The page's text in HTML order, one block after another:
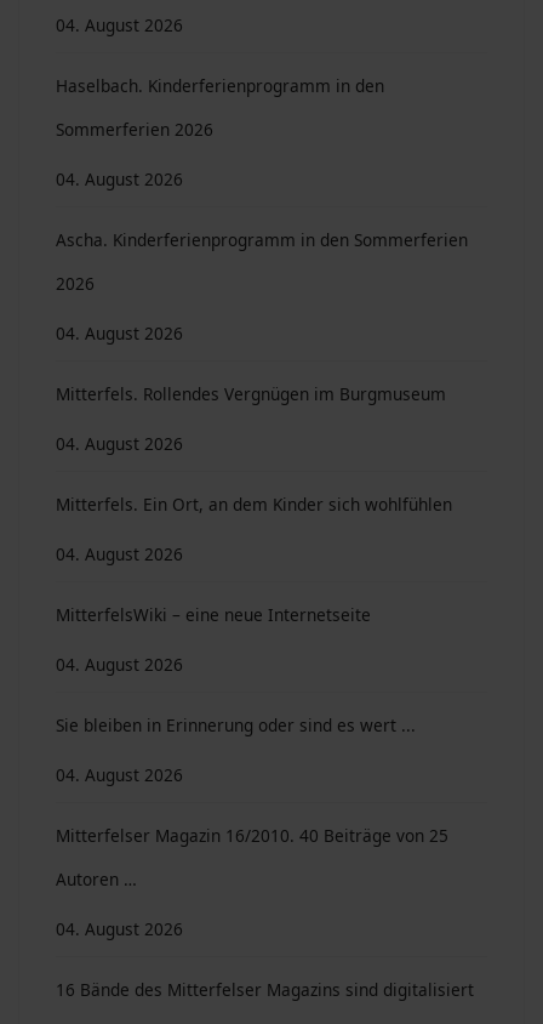
04. August 2026
Haselbach. Kinderferienprogramm in den
Sommerferien 2026
04. August 2026
Ascha. Kinderferienprogramm in den Sommerferien
2026
04. August 2026
Mitterfels. Rollendes Vergnügen im Burgmuseum
04. August 2026
Mitterfels. Ein Ort, an dem Kinder sich wohlfühlen
04. August 2026
MitterfelsWiki – eine neue Internetseite
04. August 2026
Sie bleiben in Erinnerung oder sind es wert ...
04. August 2026
Mitterfelser Magazin 16/2010. 40 Beiträge von 25
Autoren …
04. August 2026
16 Bände des Mitterfelser Magazins sind digitalisiert